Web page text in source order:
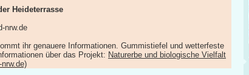
Heideterrasse
nrw.de
ihr genauere Informationen. Gummistiefel und wetterfeste
über das Projekt: Naturerbe und biologische Vielfalt